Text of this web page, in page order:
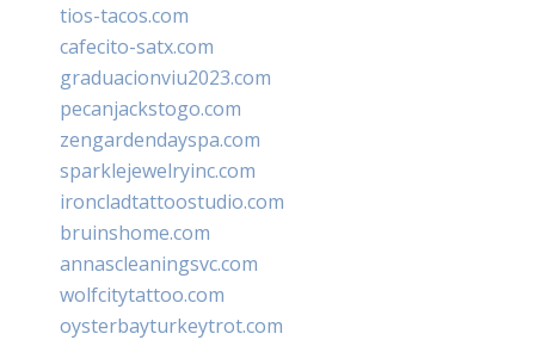
tios-tacos.com
cafecito-satx.com
graduacionviu2023.com
pecanjackstogo.com
zengardendayspa.com
sparklejewelryinc.com
ironcladtattoostudio.com
bruinshome.com
annascleaningsvc.com
wolfcitytattoo.com
oysterbayturkeytrot.com